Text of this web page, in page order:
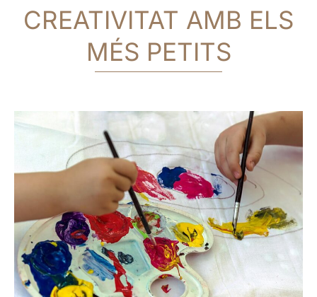
CREATIVITAT AMB ELS
MÉS PETITS